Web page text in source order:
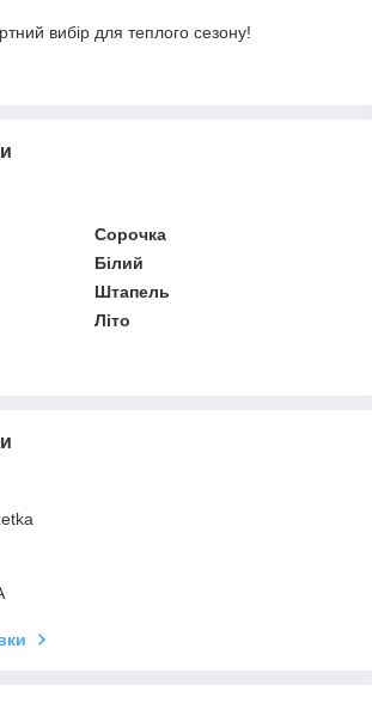
вибір для теплого сезону!
Сорочка
Білий
Штапель
Літо